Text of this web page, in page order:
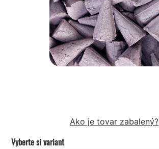
Ako je tovar zabalený?
Vyberte si variant